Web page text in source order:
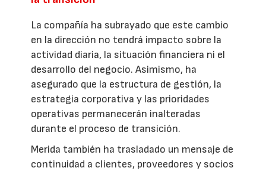
La compañía ha subrayado que este cambio
en la dirección no tendrá impacto sobre la
actividad diaria, la situación financiera ni el
desarrollo del negocio. Asimismo, ha
asegurado que la estructura de gestión, la
estrategia corporativa y las prioridades
operativas permanecerán inalteradas
durante el proceso de transición.
Merida también ha trasladado un mensaje de
continuidad a clientes, proveedores y socios